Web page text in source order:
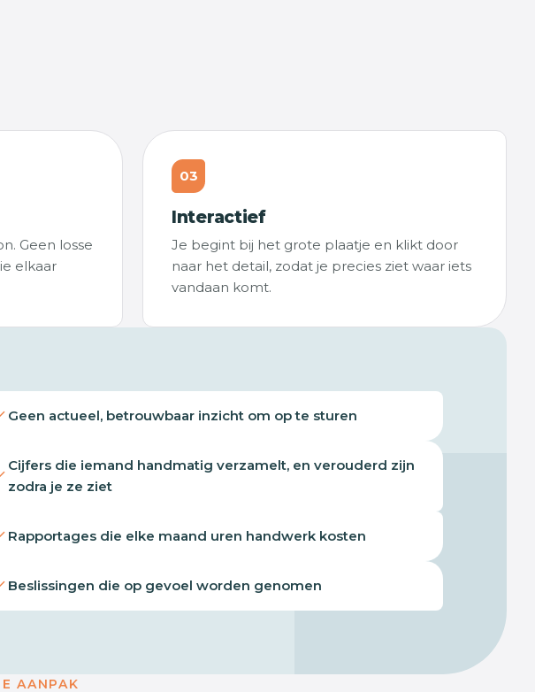
Geen losse
elkaar
03
Interactief
Je begint bij het grote plaatje en klikt door
naar het detail, zodat je precies ziet waar iets
vandaan komt.
Geen actueel, betrouwbaar inzicht om op te sturen
Cijfers die iemand handmatig verzamelt, en verouderd zijn
zodra je ze ziet
Rapportages die elke maand uren handwerk kosten
Beslissingen die op gevoel worden genomen
AANPAK